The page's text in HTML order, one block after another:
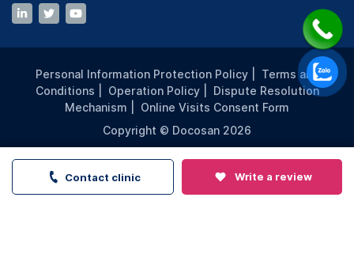
Contact clinic Write a review
Personal Information Protection Policy
Terms and
Conditions
Operation Policy
Dispute Resolution
Mechanism
Online Visits Consent Form
Copyright © Docosan 2026